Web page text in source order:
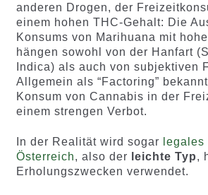
anderen Drogen, der
einem hohen THC-Gehalt: Die
Konsums von Marihuana mit
hängen sowohl von der Hanfart
Indica) als auch von subjektiven
Allgemein als “Factoring”
Konsum von Cannabis in der
einem strengen Verbot.
In der Realität wird sogar
Österreich, also der leichte Typ,
Erholungszwecken verwendet.